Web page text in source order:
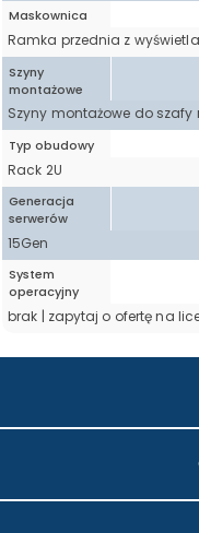
Maskownica
Ramka przednia z
Szyny
montażowe
Szyny montażowe do szafy
Typ obudowy
Rack 2U
Generacja
serwerów
15Gen
System
operacyjny
brak | zapytaj o ofertę na